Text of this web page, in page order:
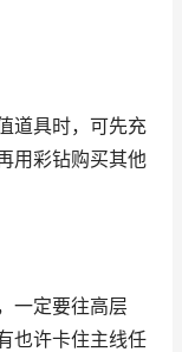
具时，可先充
用彩钻购买其他
定要往高层
也许卡住主线任